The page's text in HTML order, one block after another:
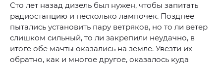
Сто лет назад дизель был нужен, чтобы запитать
радиостанцию и несколько лампочек. Позднее
пытались установить пару ветряков, но то ли ветер
слишком сильный, то ли закрепили неудачно, в
итоге обе мачты оказались на земле. Увезти их
обратно, как и многое другое, оказалось куда